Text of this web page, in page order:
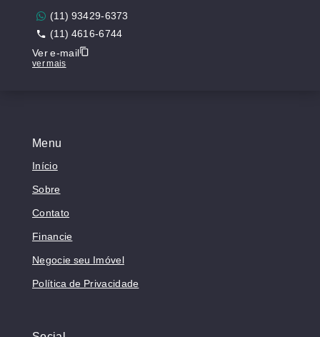
Menu
Início
Sobre
Contato
Financie
Negocie seu Imóvel
Política de Privacidade
(11) 93429-6373
(11) 4616-6744
Ver e-mail
ver mais